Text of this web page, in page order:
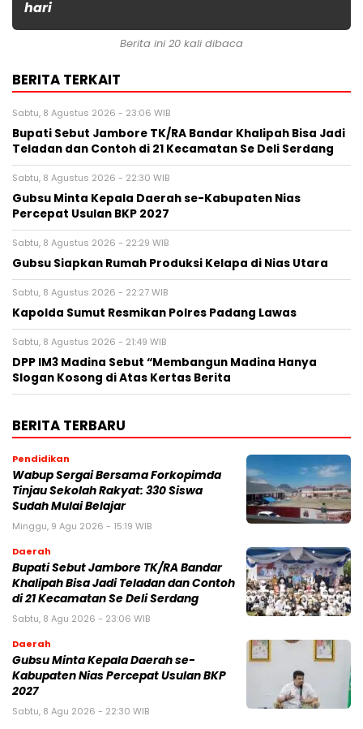
hari
Berita ini 20 kali dibaca
BERITA TERKAIT
Sabtu, 8 Agustus 2026 - 23:06 WIB
Bupati Sebut Jambore TK/RA Bandar Khalipah Bisa Jadi
Teladan dan Contoh di 21 Kecamatan Se Deli Serdang
Sabtu, 8 Agustus 2026 - 22:30 WIB
Gubsu Minta Kepala Daerah se-Kabupaten Nias
Percepat Usulan BKP 2027
Sabtu, 8 Agustus 2026 - 22:29 WIB
Gubsu Siapkan Rumah Produksi Kelapa di Nias Utara
Sabtu, 8 Agustus 2026 - 22:27 WIB
Kapolda Sumut Resmikan Polres Padang Lawas
Sabtu, 8 Agustus 2026 - 21:49 WIB
DPP IM3 Madina Sebut “Membangun Madina Hanya
Slogan Kosong di Atas Kertas Berita
BERITA TERBARU
Pendidikan
Wabup Sergai Bersama Forkopimda
Tinjau Sekolah Rakyat: 330 Siswa
Sudah Mulai Belajar
Minggu, 9 Agu 2026 - 15:19 WIB
Daerah
Bupati Sebut Jambore TK/RA Bandar
Khalipah Bisa Jadi Teladan dan Contoh
di 21 Kecamatan Se Deli Serdang
Sabtu, 8 Agu 2026 - 23:06 WIB
Daerah
Gubsu Minta Kepala Daerah se-
Kabupaten Nias Percepat Usulan BKP
2027
Sabtu, 8 Agu 2026 - 22:30 WIB